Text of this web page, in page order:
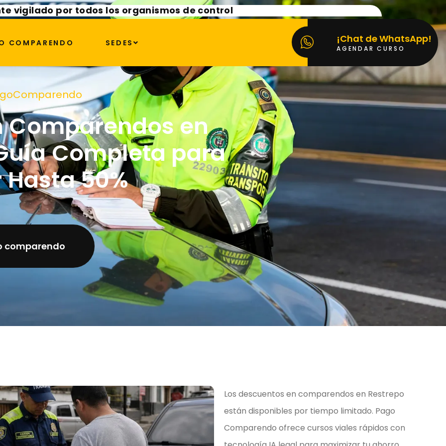
vigilado por todos los organismos de control
COMPARENDO SEDES ¡Chat de WhatsApp!
AGENDAR CURSO
Comparendos en
Completa para
50%
comparendo
Los descuentos en comparendos en Restrepo
están disponibles por tiempo limitado. Pago
Comparendo ofrece cursos viales rápidos con